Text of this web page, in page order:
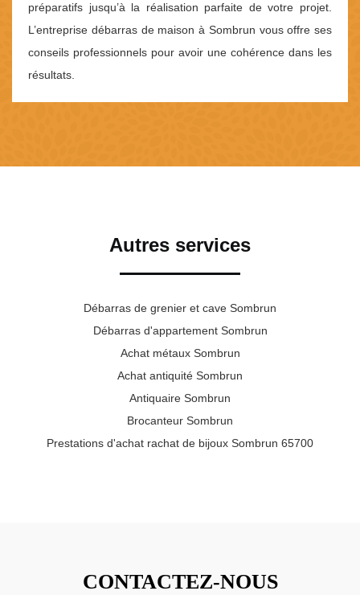
préparatifs jusqu’à la réalisation parfaite de votre projet.
L’entreprise débarras de maison à Sombrun vous offre ses
conseils professionnels pour avoir une cohérence dans les
résultats.
Autres services
Débarras de grenier et cave Sombrun
Débarras d'appartement Sombrun
Achat métaux Sombrun
Achat antiquité Sombrun
Antiquaire Sombrun
Brocanteur Sombrun
Prestations d'achat rachat de bijoux Sombrun 65700
CONTACTEZ-NOUS